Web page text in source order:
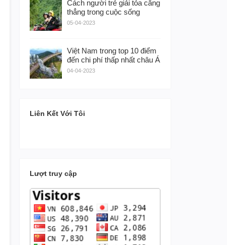
Cách người trẻ giải tỏa căng
thẳng trong cuộc sống
05-04-2023
Việt Nam trong top 10 điểm
đến chi phí thấp nhất châu Á
04-04-2023
Liên Kết Với Tôi
Lượt truy cập